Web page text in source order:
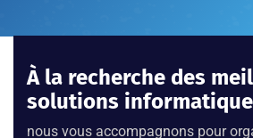
À la recherche des
solutions
nous vous accompagnons pour